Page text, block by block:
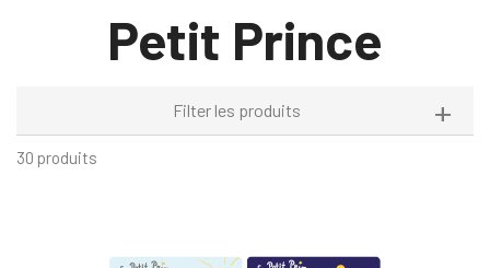
Petit Prince
Filter les produits
30 produits